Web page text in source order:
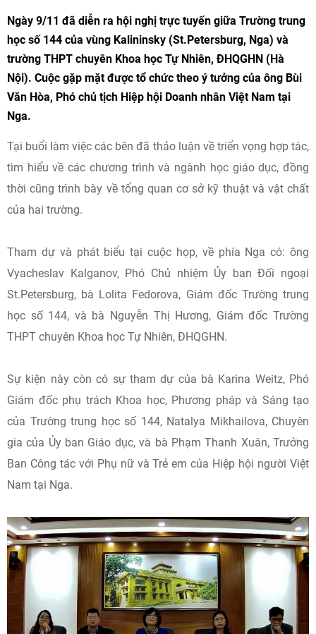
Ngày 9/11 đã diễn ra hội nghị trực tuyến giữa Trường trung
học số 144 của vùng Kalininsky (St.Petersburg, Nga) và
trường THPT chuyên Khoa học Tự Nhiên, ĐHQGHN (Hà
Nội). Cuộc gặp mặt được tổ chức theo ý tưởng của ông Bùi
Văn Hòa, Phó chủ tịch Hiệp hội Doanh nhân Việt Nam tại
Nga.
Tại buổi làm việc các bên đã thảo luận về triển vọng hợp tác,
tìm hiểu về các chương trình và ngành học giáo dục, đồng
thời cũng trình bày về tổng quan cơ sở kỹ thuật và vật chất
của hai trường.
Tham dự và phát biểu tại cuộc họp, về phía Nga có: ông
Vyacheslav Kalganov, Phó Chủ nhiệm Ủy ban Đối ngoại
St.Petersburg, bà Lolita Fedorova, Giám đốc Trường trung
học số 144, và bà Nguyễn Thị Hương, Giám đốc Trường
THPT chuyên Khoa học Tự Nhiên, ĐHQGHN.
Sự kiện này còn có sự tham dự của bà Karina Weitz, Phó
Giám đốc phụ trách Khoa học, Phương pháp và Sáng tạo
của Trường trung học số 144, Natalya Mikhailova, Chuyên
gia của Ủy ban Giáo dục, và bà Phạm Thanh Xuân, Trưởng
Ban Công tác với Phụ nữ và Trẻ em của Hiệp hội người Việt
Nam tại Nga.